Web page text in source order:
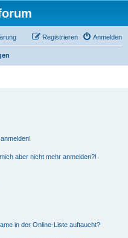
Anmelden
Registrieren
aber nicht mehr anmelden?!
in der Online-Liste auftaucht?